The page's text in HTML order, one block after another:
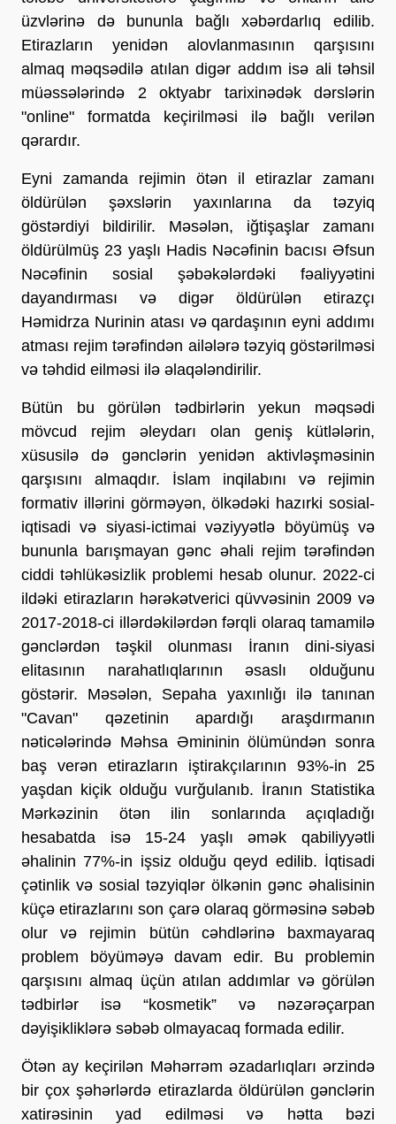
üzvlərinə də bununla bağlı xəbərdarlıq edilib.
Etirazların yenidən alovlanmasının qarşısını
almaq məqsədilə atılan digər addım isə ali təhsil
müəssələrində 2 oktyabr tarixinədək dərslərin
"online" formatda keçirilməsi ilə bağlı verilən
qərardır.
Eyni zamanda rejimin ötən il etirazlar zamanı
öldürülən şəxslərin yaxınlarına da təzyiq
göstərdiyi bildirilir. Məsələn, iğtişaşlar zamanı
öldürülmüş 23 yaşlı Hadis Nəcəfinin bacısı Əfsun
Nəcəfinin sosial şəbəkələrdəki fəaliyyətini
dayandırması və digər öldürülən etirazçı
Həmidrza Nurinin atası və qardaşının eyni addımı
atması rejim tərəfindən ailələrə təzyiq göstərilməsi
və təhdid eilməsi ilə əlaqələndirilir.
Bütün bu görülən tədbirlərin yekun məqsədi
mövcud rejim əleydarı olan geniş kütlələrin,
xüsusilə də gənclərin yenidən aktivləşməsinin
qarşısını almaqdır. İslam inqilabını və rejimin
formativ illərini görməyən, ölkədəki hazırki sosial-
iqtisadi və siyasi-ictimai vəziyyətlə böyümüş və
bununla barışmayan gənc əhali rejim tərəfindən
ciddi təhlükəsizlik problemi hesab olunur. 2022-ci
ildəki etirazların hərəkətverici qüvvəsinin 2009 və
2017-2018-ci illərdəkilərdən fərqli olaraq tamamilə
gənclərdən təşkil olunması İranın dini-siyasi
elitasının narahatlıqlarının əsaslı olduğunu
göstərir. Məsələn, Sepaha yaxınlığı ilə tanınan
"Cavan" qəzetinin apardığı araşdırmanın
nəticələrində Məhsa Əmininin ölümündən sonra
baş verən etirazların iştirakçılarının 93%-in 25
yaşdan kiçik olduğu vurğulanıb. İranın Statistika
Mərkəzinin ötən ilin sonlarında açıqladığı
hesabatda isə 15-24 yaşlı əmək qabiliyyətli
əhalinin 77%-in işsiz olduğu qeyd edilib. İqtisadi
çətinlik və sosial təzyiqlər ölkənin gənc əhalisinin
küçə etirazlarını son çarə olaraq görməsinə səbəb
olur və rejimin bütün cəhdlərinə baxmayaraq
problem böyüməyə davam edir. Bu problemin
qarşısını almaq üçün atılan addımlar və görülən
tədbirlər isə “kosmetik” və nəzərəçarpan
dəyişikliklərə səbəb olmayacaq formada edilir.
Ötən ay keçirilən Məhərrəm əzadarlıqları ərzində
bir çox şəhərlərdə etirazlarda öldürülən gənclərin
xatirəsinin yad edilməsi və hətta bəzi